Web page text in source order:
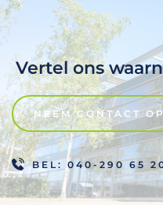
Vertel ons
NEEM CONTACT
BEL: 040-290 65